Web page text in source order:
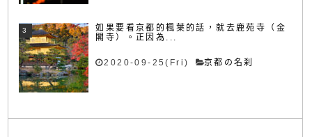
如果要看京都的楓葉的話，就去鹿苑寺（金
閣寺）。正因為...
2020-09-25(Fri) 京都の名刹